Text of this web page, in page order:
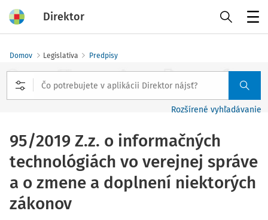
Direktor
Domov Legislatíva Predpisy
Rozšírené vyhľadávanie
95/2019 Z.z. o informačných
technológiách vo verejnej správe
a o zmene a doplnení niektorých
zákonov